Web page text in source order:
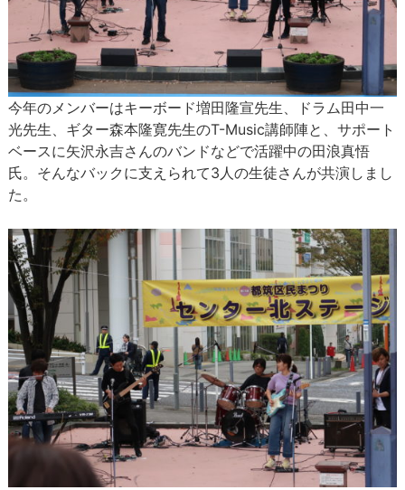
今年のメンバーはキーボード増田隆宣先生、ドラム田中一
光先生、ギター森本隆寛先生のT-Music講師陣と、サポート
ベースに矢沢永吉さんのバンドなどで活躍中の田浪真悟
氏。そんなバックに支えられて3人の生徒さんが共演しまし
た。